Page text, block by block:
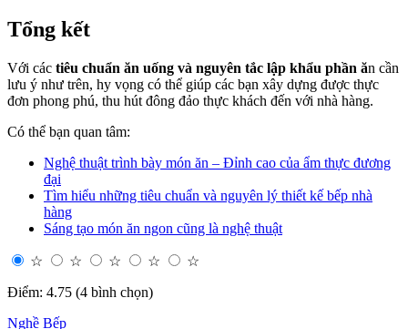
Tổng kết
Với các tiêu chuẩn ăn uống và nguyên tắc lập khẩu phần ăn cần
lưu ý như trên, hy vọng có thể giúp các bạn xây dựng được thực
đơn phong phú, thu hút đông đảo thực khách đến với nhà hàng.
Có thể bạn quan tâm:
Nghệ thuật trình bày món ăn – Đỉnh cao của ẩm thực đương
đại
Tìm hiểu những tiêu chuẩn và nguyên lý thiết kế bếp nhà
hàng
Sáng tạo món ăn ngon cũng là nghệ thuật
☆ ☆ ☆ ☆
☆
Điểm: 4.75 (4 bình chọn)
Nghề Bếp